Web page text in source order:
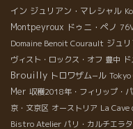
イン ジュリアン・マレシャル
Montpeyroux ドゥニ・ペノ
Domaine Benoit Courault ジュ
ヴィスト・ロックス・オフ 豊中
Brouilly トロワザム−ル Tokyo
Mer 収穫2018年・フィリップ・
京・文京区 オーストリア La
Bistro Atelier パリ・カルチエラ